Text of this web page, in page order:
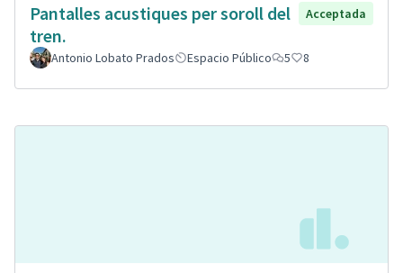
Pantalles acustiques per soroll del
tren.
Acceptada
Antonio Lobato Prados Espacio Público 5 8